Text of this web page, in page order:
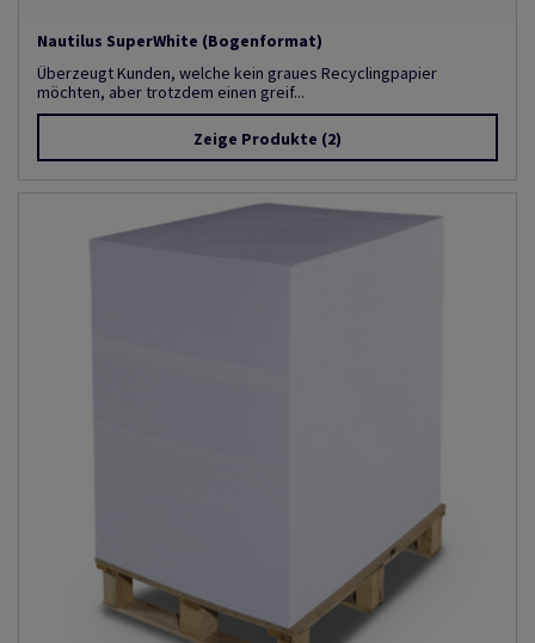
Nautilus SuperWhite (Bogenformat)
Überzeugt Kunden, welche kein graues Recyclingpapier
möchten, aber trotzdem einen greif...
Zeige Produkte (2)